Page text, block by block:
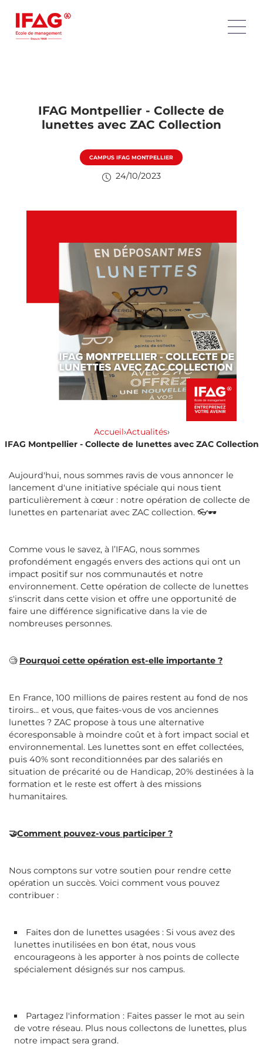
IFAG Montpellier - Collecte de
lunettes avec ZAC Collection
CAMPUS IFAG MONTPELLIER
24/10/2023
Accueil›Actualités›
IFAG Montpellier - Collecte de lunettes avec ZAC Collection
Aujourd'hui, nous sommes ravis de vous annoncer le
lancement d'une initiative spéciale qui nous tient
particulièrement à cœur : notre opération de collecte de
lunettes en partenariat avec ZAC collection. 👓🕶
Comme vous le savez, à l’IFAG, nous sommes
profondément engagés envers des actions qui ont un
impact positif sur nos communautés et notre
environnement. Cette opération de collecte de lunettes
s'inscrit dans cette vision et offre une opportunité de
faire une différence significative dans la vie de
nombreuses personnes.
🧐 Pourquoi cette opération est-elle importante ?
En France, 100 millions de paires restent au fond de nos
tiroirs... et vous, que faites-vous de vos anciennes
lunettes ? ZAC propose à tous une alternative
écoresponsable à moindre coût et à fort impact social et
environnemental. Les lunettes sont en effet collectées,
puis 40% sont reconditionnées par des salariés en
situation de précarité ou de Handicap, 20% destinées à la
formation et le reste est offert à des missions
humanitaires.
🤝Comment pouvez-vous participer ?
Nous comptons sur votre soutien pour rendre cette
opération un succès. Voici comment vous pouvez
contribuer :
Faites don de lunettes usagées : Si vous avez des
lunettes inutilisées en bon état, nous vous
encourageons à les apporter à nos points de collecte
spécialement désignés sur nos campus.
Partagez l'information : Faites passer le mot au sein
de votre réseau. Plus nous collectons de lunettes, plus
notre impact sera grand.